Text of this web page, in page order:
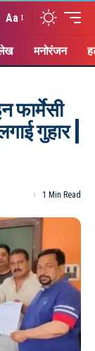
Aa
मनोरंजन
फार्मेसी
गुहार |
1 Min Read